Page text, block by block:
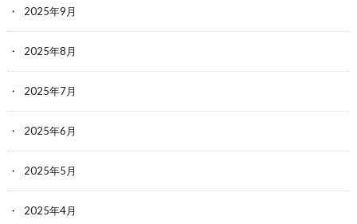
2025年9月
2025年8月
2025年7月
2025年6月
2025年5月
2025年4月